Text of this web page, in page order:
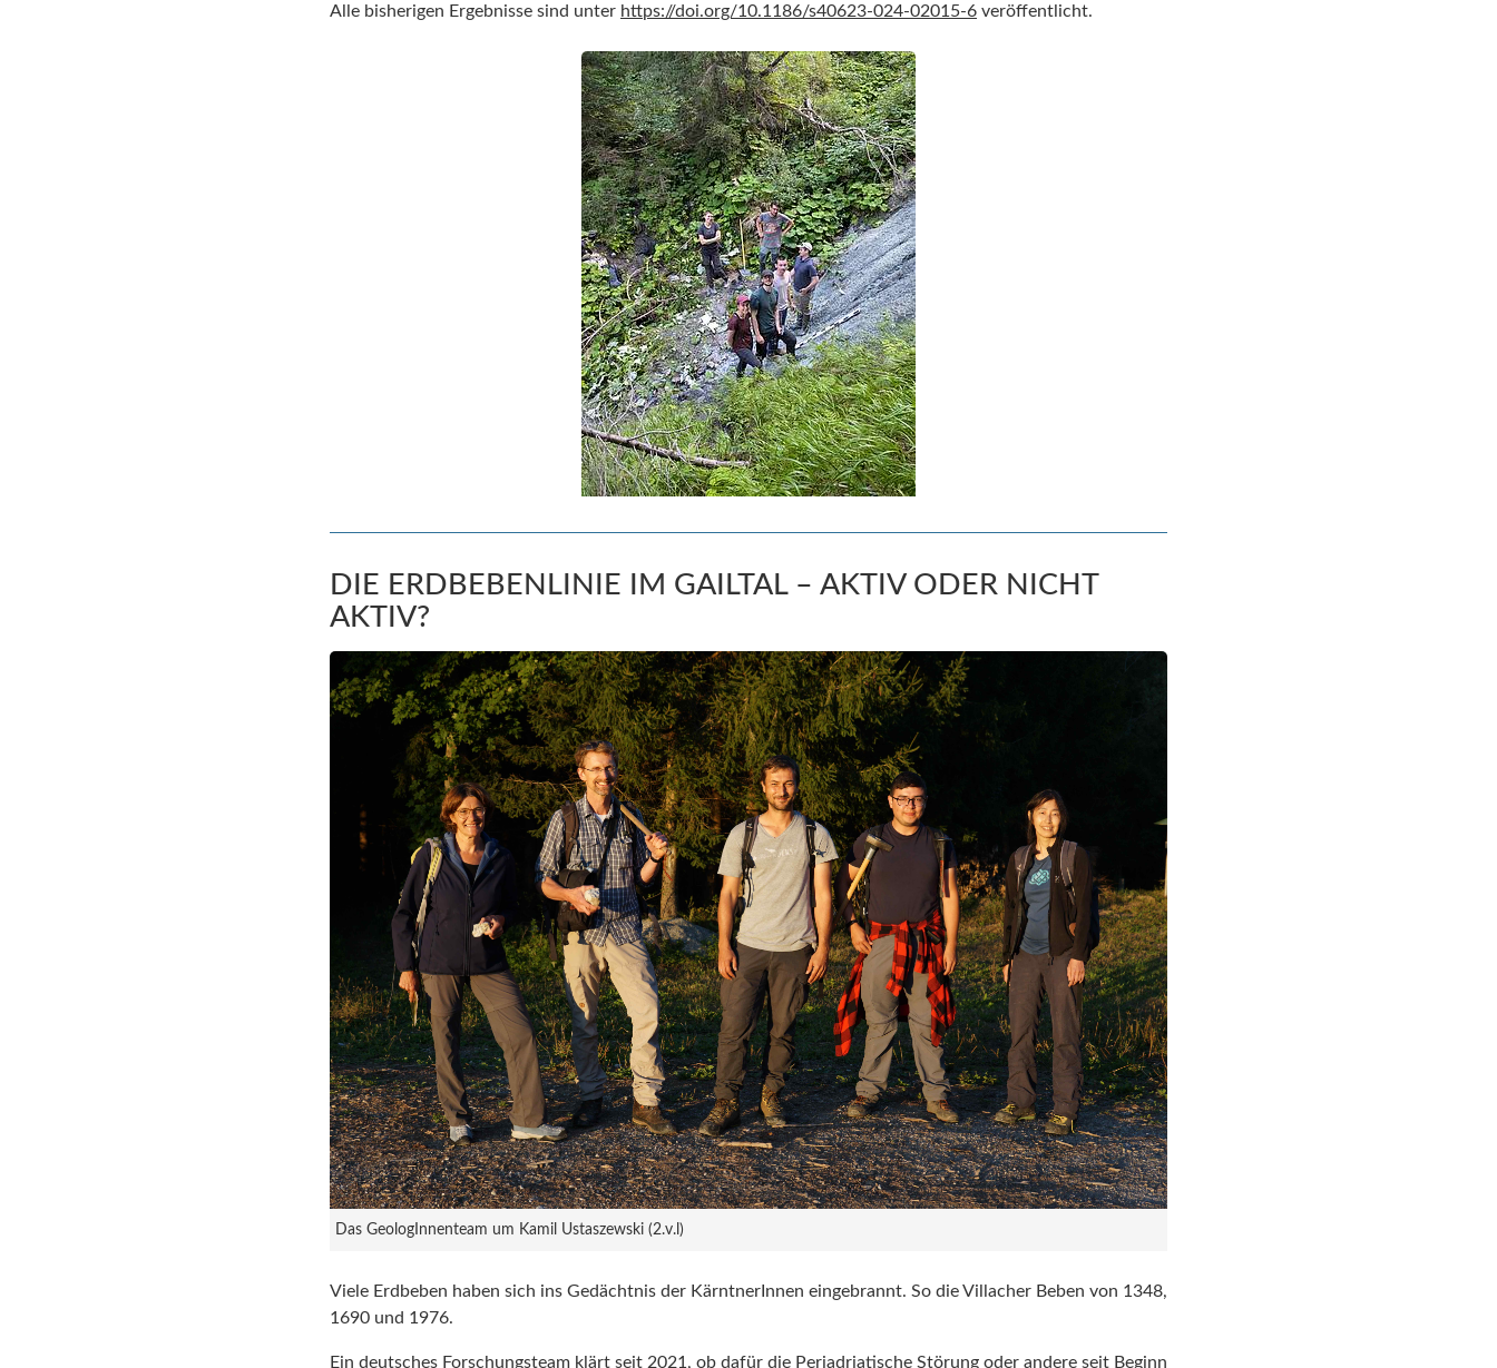
Alle bisherigen Ergebnisse sind unter https://doi.org/10.1186/s40623-024-02015-6 veröffentlicht.
DIE ERDBEBENLINIE IM GAILTAL – AKTIV ODER NICHT
AKTIV?
Das GeologInnenteam um Kamil Ustaszewski (2.v.l)
Viele Erdbeben haben sich ins Gedächtnis der KärntnerInnen eingebrannt. So die Villacher Beben von 1348,
1690 und 1976.
Ein deutsches Forschungsteam klärt seit 2021, ob dafür die Periadriatische Störung oder andere seit Beginn